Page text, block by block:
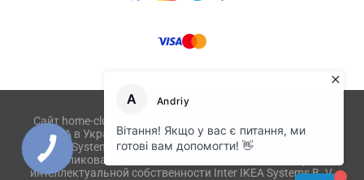
Сайт home-club.com.ua не имеет отношения к компании
IKEA в Украине и не связан с ikea.com, ikea.ua, IKEA
Systems B.V. Товары или их изображения,
опубликованные на сайте, являются объектом прав
интеллектуальной собственности Inter IKEA Systems B. V.